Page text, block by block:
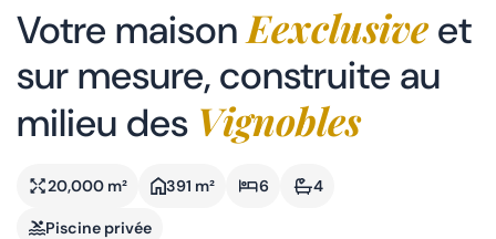
Votre maisonEexclusiveet
sur mesure, construite au
milieu des Vignobles
20,000 m² 391 m² 6 4
Piscine privée